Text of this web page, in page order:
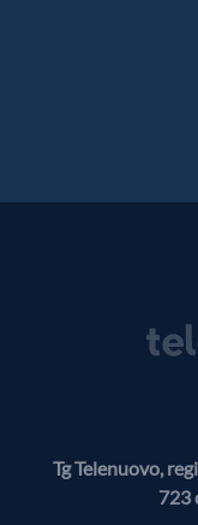
Tg Telenuovo,
723